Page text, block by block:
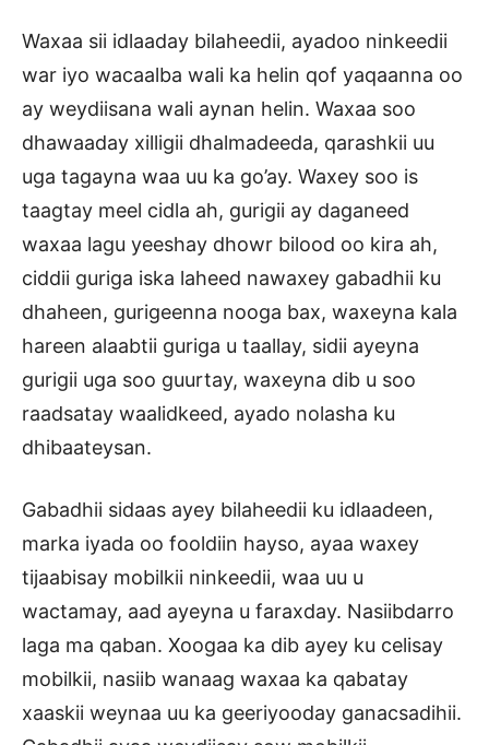
Waxaa sii idlaaday bilaheedii, ayadoo ninkeedii
war iyo wacaalba wali ka helin qof yaqaanna oo
ay weydiisana wali aynan helin. Waxaa soo
dhawaaday xilligii dhalmadeeda, qarashkii uu
uga tagayna waa uu ka go’ay. Waxey soo is
taagtay meel cidla ah, gurigii ay daganeed
waxaa lagu yeeshay dhowr bilood oo kira ah,
ciddii guriga iska laheed nawaxey gabadhii ku
dhaheen, gurigeenna nooga bax, waxeyna kala
hareen alaabtii guriga u taallay, sidii ayeyna
gurigii uga soo guurtay, waxeyna dib u soo
raadsatay waalidkeed, ayado nolasha ku
dhibaateysan.
Gabadhii sidaas ayey bilaheedii ku idlaadeen,
marka iyada oo fooldiin hayso, ayaa waxey
tijaabisay mobilkii ninkeedii, waa uu u
wactamay, aad ayeyna u faraxday. Nasiibdarro
laga ma qaban. Xoogaa ka dib ayey ku celisay
mobilkii, nasiib wanaag waxaa ka qabatay
xaaskii weynaa uu ka geeriyooday ganacsadihii.